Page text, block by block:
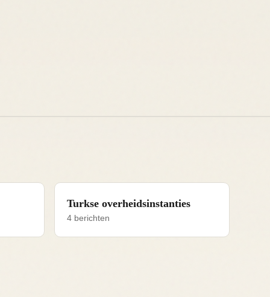
Turkse overheidsinstanties
4 berichten